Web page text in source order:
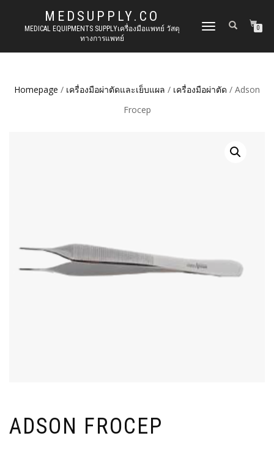
MEDSUPPLY.CO
MEDICAL EQUIPMENTS SUPPLYเครื่องมือแพทย์ วัสดุ
ทางการแพทย์
TOGGLE
0
Homepage / เครื่องมือผ่าตัดและเย็บแผล / เครื่องมือผ่าตัด / Adson
Frocep
ADSON FROCEP